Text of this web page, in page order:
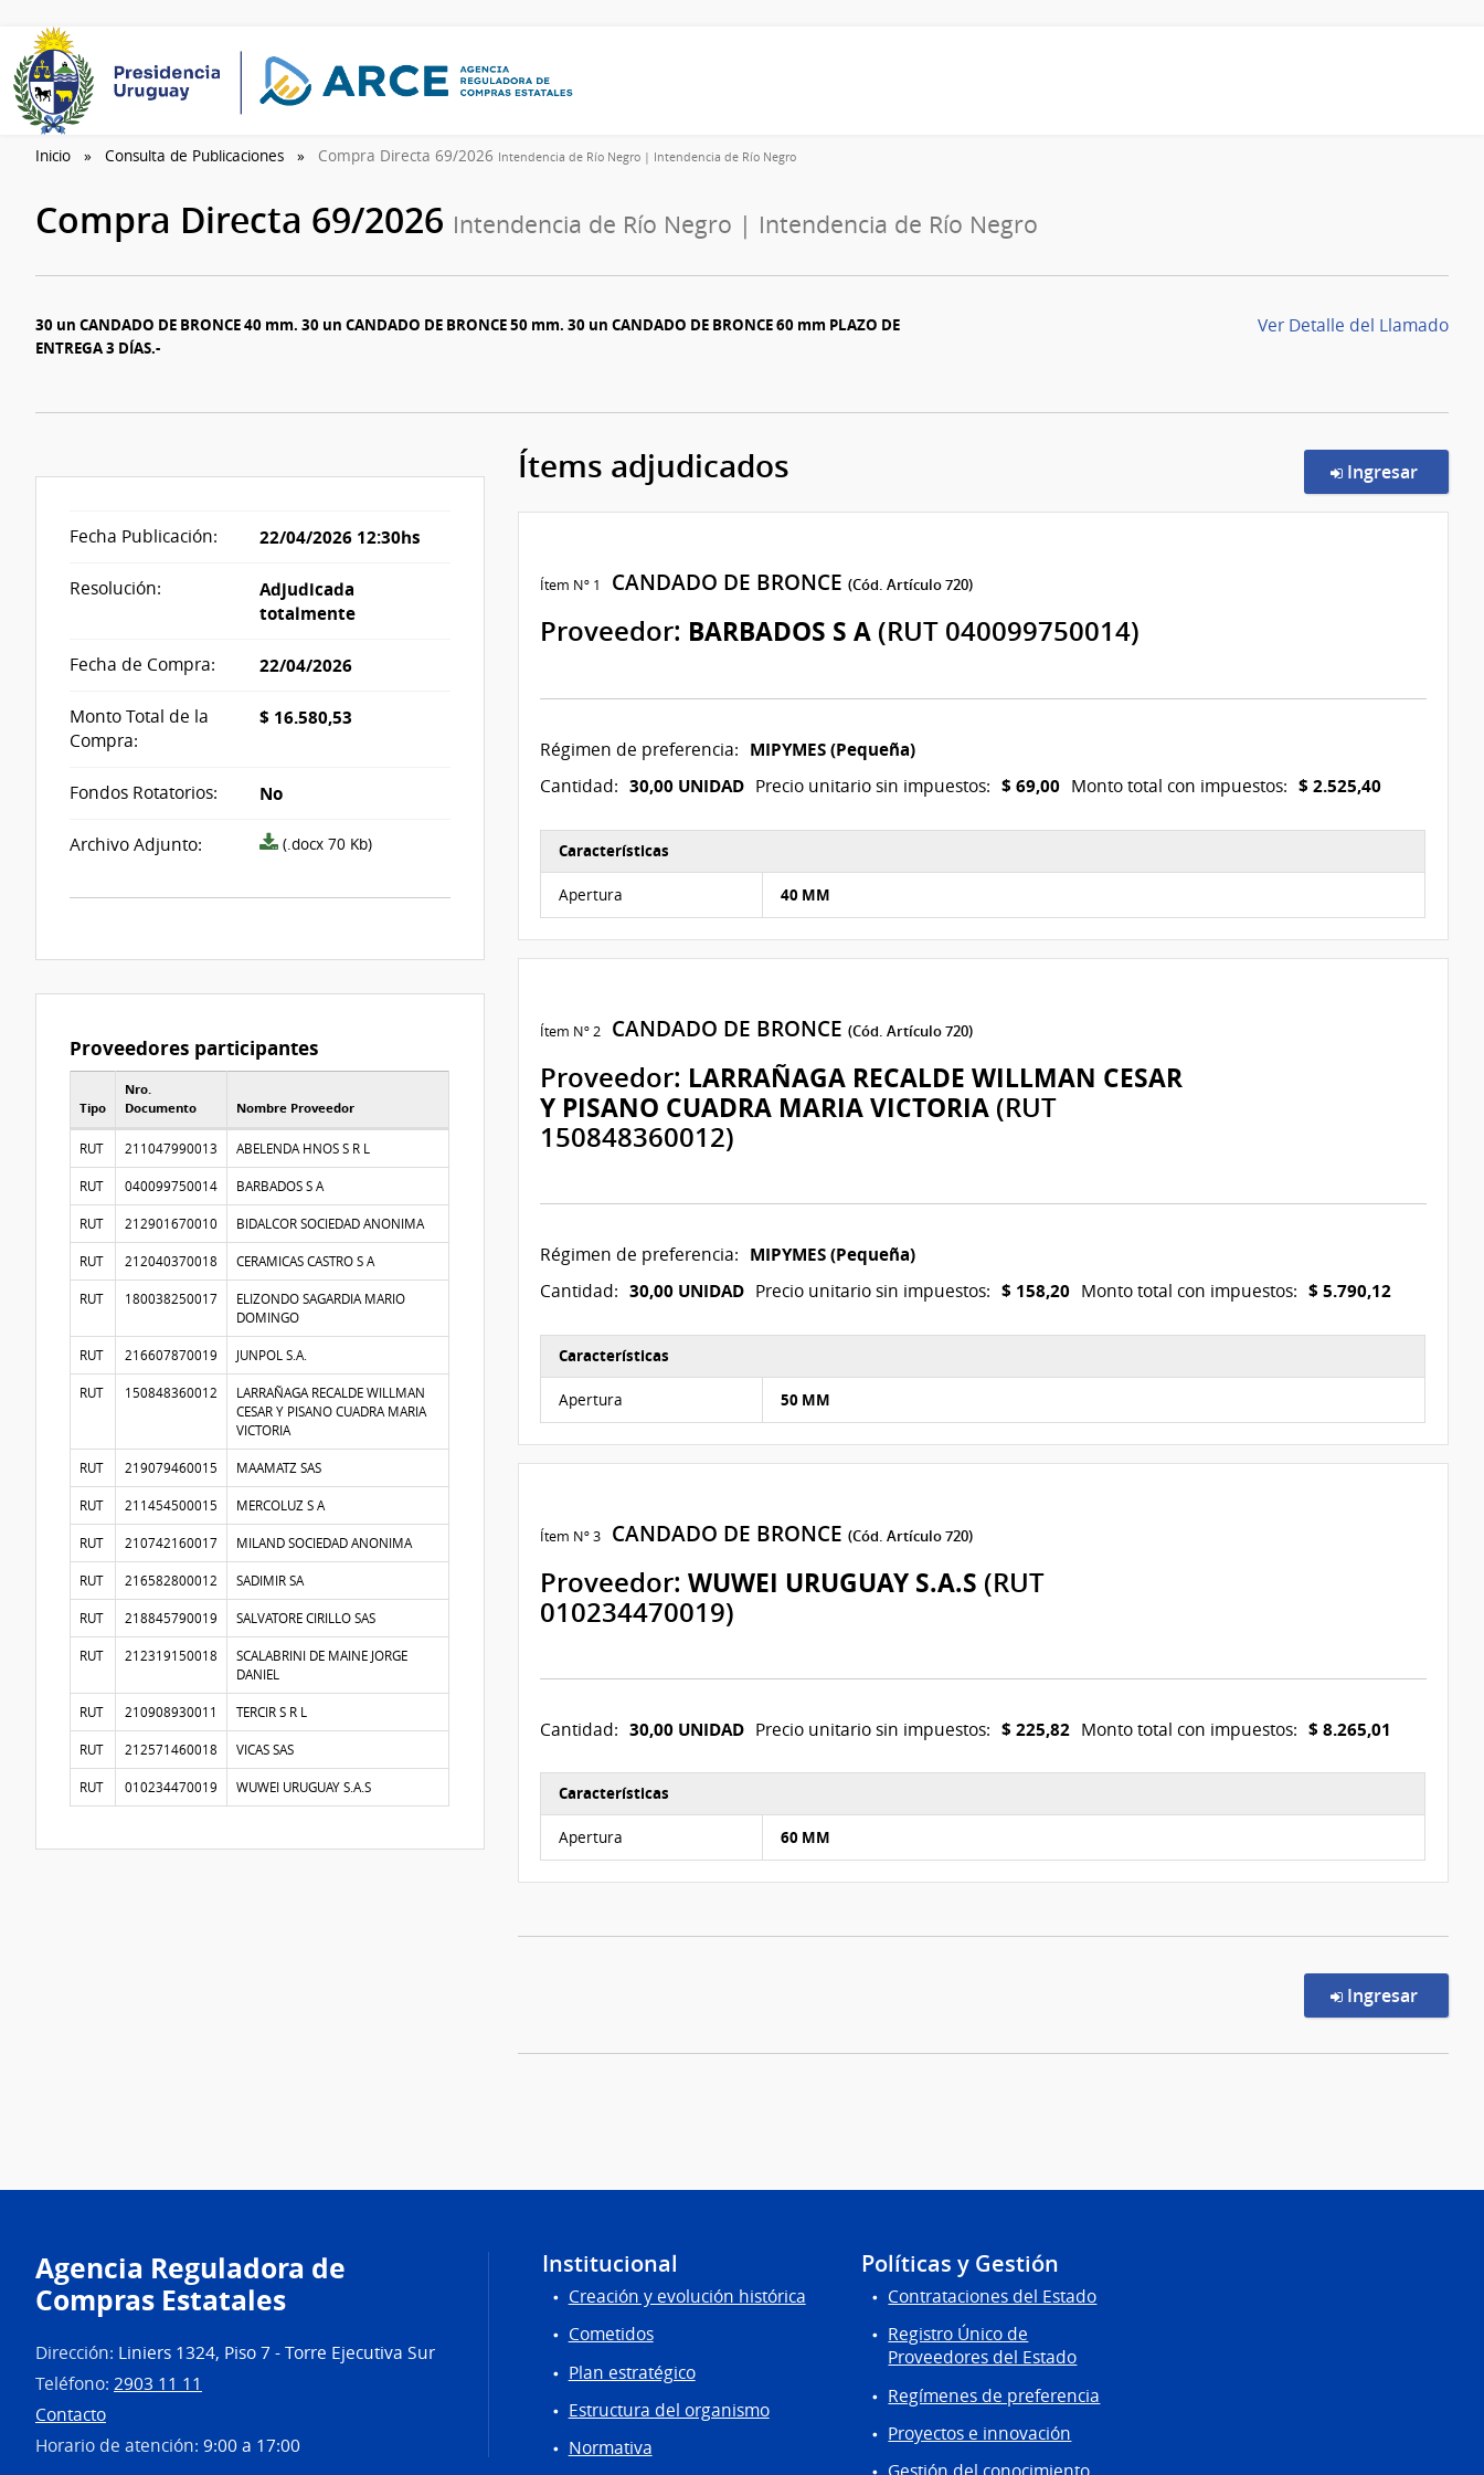
Inicio Consulta de Publicaciones Compra Directa 69/2026 Intendencia de Río Negro | Intendencia de Río Negro
Compra Directa 69/2026 Intendencia de Río Negro | Intendencia de Río Negro
30 un CANDADO DE BRONCE 40 mm. 30 un CANDADO DE BRONCE 50 mm. 30 un CANDADO DE BRONCE 60 mm PLAZO DE
ENTREGA 3 DÍAS.-
Ver Detalle del Llamado
Fecha Publicación: 22/04/2026 12:30hs
Resolución:
Adjudicada
totalmente
Fecha de Compra: 22/04/2026
Monto Total de la
Compra:
$ 16.580,53
Fondos Rotatorios: No
Archivo Adjunto:
Archivo
acta_1330539.docx
(.docx 70 Kb)
Proveedores participantes
Proveedores participantes
Tipo
Nro.
Documento
Nombre Proveedor
RUT 211047990013 ABELENDA HNOS S R L
RUT 040099750014 BARBADOS S A
RUT 212901670010 BIDALCOR SOCIEDAD ANONIMA
RUT 212040370018 CERAMICAS CASTRO S A
RUT 180038250017
ELIZONDO SAGARDIA MARIO
DOMINGO
RUT 216607870019 JUNPOL S.A.
RUT 150848360012
LARRAÑAGA RECALDE WILLMAN
CESAR Y PISANO CUADRA MARIA
VICTORIA
RUT 219079460015 MAAMATZ SAS
RUT 211454500015 MERCOLUZ S A
RUT 210742160017 MILAND SOCIEDAD ANONIMA
RUT 216582800012 SADIMIR SA
RUT 218845790019 SALVATORE CIRILLO SAS
RUT 212319150018
SCALABRINI DE MAINE JORGE
DANIEL
RUT 210908930011 TERCIR S R L
RUT 212571460018 VICAS SAS
RUT 010234470019 WUWEI URUGUAY S.A.S
Ítems adjudicados Ingresar
Ítem Nº 1 CANDADO DE BRONCE (Cód. Artículo 720)
Proveedor: BARBADOS S A (RUT 040099750014)
Régimen de preferencia: MIPYMES (Pequeña)
Cantidad: 30,00 UNIDAD Precio unitario sin impuestos: $ 69,00 Monto total con impuestos: $ 2.525,40
Características del Ítem Nº 1
Características
Apertura 40 MM
Ítem Nº 2CANDADO DE BRONCE (Cód. Artículo 720)
Proveedor: LARRAÑAGA RECALDE WILLMAN CESAR
Y PISANO CUADRA MARIA VICTORIA (RUT
150848360012)
Régimen de preferencia: MIPYMES (Pequeña)
Cantidad: 30,00 UNIDAD Precio unitario sin impuestos: $ 158,20 Monto total con impuestos: $ 5.790,12
Características del Ítem Nº 2
Características
Apertura 50 MM
Ítem Nº 3CANDADO DE BRONCE (Cód. Artículo 720)
Proveedor: WUWEI URUGUAY S.A.S (RUT
010234470019)
Cantidad: 30,00 UNIDAD Precio unitario sin impuestos: $ 225,82 Monto total con impuestos: $ 8.265,01
Características
Apertura 60 MM
Ingresar
Agencia Reguladora de
Compras Estatales
Dirección: Liniers 1324, Piso 7 - Torre Ejecutiva Sur
Teléfono: 2903 11 11
Contacto
Horario de atención: 9:00 a 17:00
Institucional
Creación y evolución histórica
Cometidos
Plan estratégico
Estructura del organismo
Normativa
Políticas y Gestión
Contrataciones del Estado
Registro Único de
Proveedores del Estado
Regímenes de preferencia
Proyectos e innovación